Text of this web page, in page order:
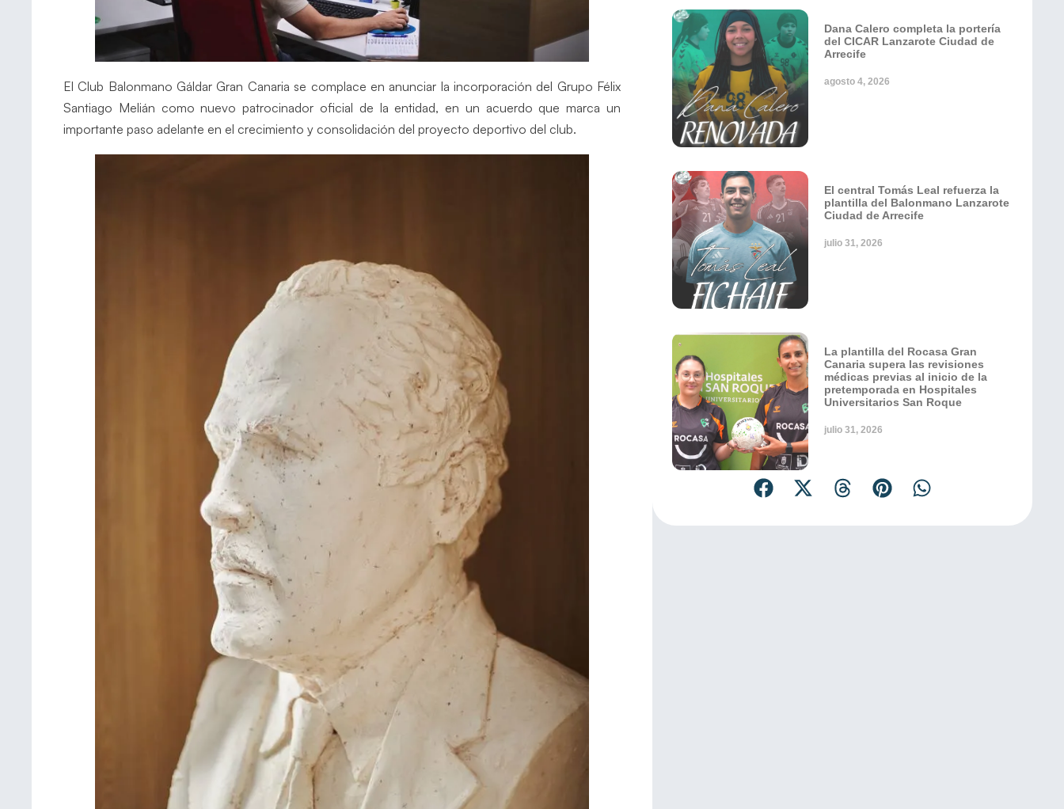
El Club Balonmano Gáldar Gran Canaria se complace en anunciar la incorporación del Grupo Félix
Santiago Melián como nuevo patrocinador oficial de la entidad, en un acuerdo que marca un
importante paso adelante en el crecimiento y consolidación del proyecto deportivo del club.
Dana Calero completa la portería
del CICAR Lanzarote Ciudad de
Arrecife
agosto 4, 2026
El central Tomás Leal refuerza la
plantilla del Balonmano Lanzarote
Ciudad de Arrecife
julio 31, 2026
La plantilla del Rocasa Gran
Canaria supera las revisiones
médicas previas al inicio de la
pretemporada en Hospitales
Universitarios San Roque
julio 31, 2026